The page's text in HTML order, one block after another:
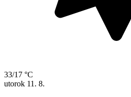
33/17 °C
utorok 11. 8.